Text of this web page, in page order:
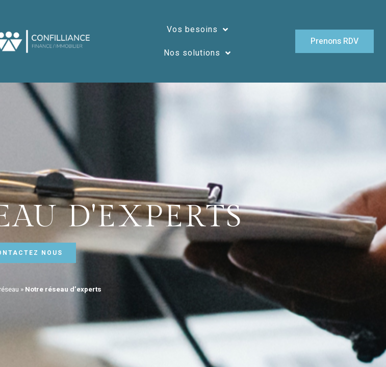
Vos besoins
Nos solutions
Prenons RDV
D'EXPERTS
NOUS
» Notre réseau d’experts